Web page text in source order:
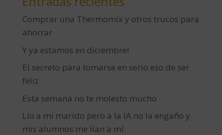
Comprar una Thermomix y otros trucos para
ahorrar
Y ya estamos en diciembre!
El secreto para tomarse en serio eso de ser
feliz
Esta semana no te molesto mucho
Lío a mi marido pero a la IA no la engaño y
mis alumnos me lían a mí